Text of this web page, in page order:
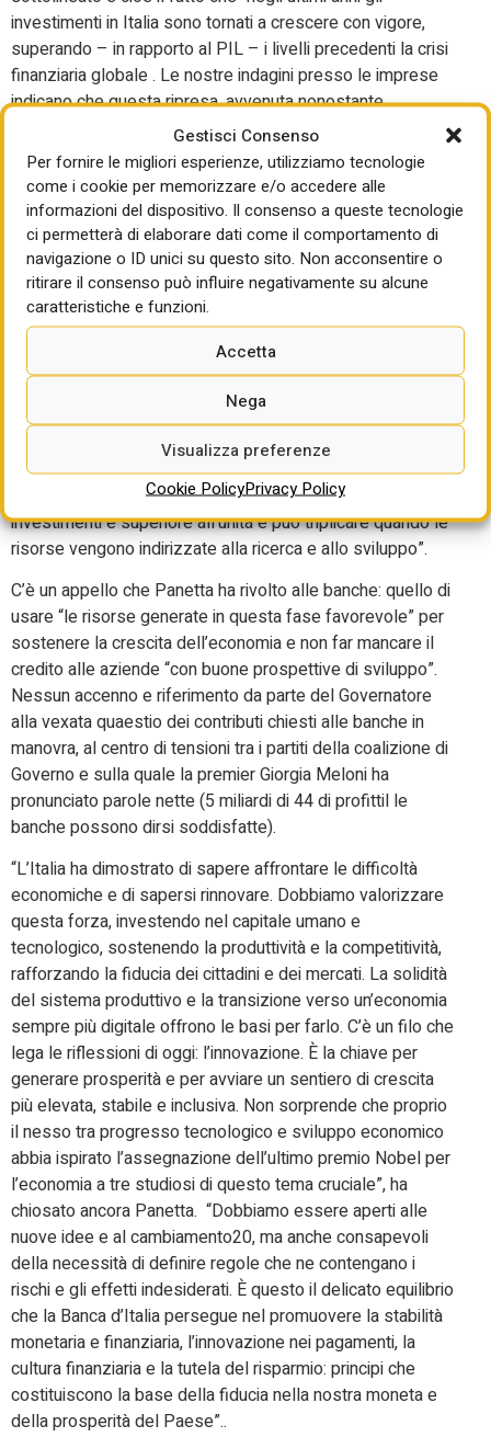
Gestisci Consenso
Per fornire le migliori esperienze, utilizziamo tecnologie
come i cookie per memorizzare e/o accedere alle
informazioni del dispositivo. Il consenso a queste tecnologie
ci permetterà di elaborare dati come il comportamento di
navigazione o ID unici su questo sito. Non acconsentire o
ritirare il consenso può influire negativamente su alcune
caratteristiche e funzioni.
Accetta
Nega
Visualizza preferenze
Cookie PolicyPrivacy Policy
investimenti in Italia sono tornati a crescere con vigore,
superando – in rapporto al PIL – i livelli precedenti la crisi
finanziaria globale . Le nostre indagini presso le imprese
indicano che questa ripresa, avvenuta nonostante
l’incertezza degli ultimi anni, è stata trainata – ha spiegato
– dall’esigenza di adeguare il capitale produttivo
all’innovazione digitale e alla transizione energetica e
climatica. A sostenerla hanno contribuito consistenti
incentivi pubblici: nel programma Transizione 4.0 sono stati
maturati, tra il 2020 e il 2023, crediti di imposta per oltre 30
miliardi di euro. Nonostante questi sviluppi positivi, a fronte
della forte crescita dell’occupazione, il rapporto tra capitale
e lavoro ha continuato a ridursi, con effetti negativi sulla
produttività del lavoro. Il declino demografico rende ancora
più urgente accelerare l’accumulazione di capitale e
rafforzare la capacità innovativa del sistema produttivo.
Occorre quindi orientare le risorse verso investimenti ad
alto contenuto tecnologico. Secondo nostre valutazioni, il
moltiplicatore di un aumento permanente degli
investimenti è superiore all’unità e può triplicare quando le
risorse vengono indirizzate alla ricerca e allo sviluppo”.
C’è un appello che Panetta ha rivolto alle banche: quello di
usare “le risorse generate in questa fase favorevole” per
sostenere la crescita dell’economia e non far mancare il
credito alle aziende “con buone prospettive di sviluppo”.
Nessun accenno e riferimento da parte del Governatore
alla vexata quaestio dei contributi chiesti alle banche in
manovra, al centro di tensioni tra i partiti della coalizione di
Governo e sulla quale la premier Giorgia Meloni ha
pronunciato parole nette (5 miliardi di 44 di profittil le
banche possono dirsi soddisfatte).
“L’Italia ha dimostrato di sapere affrontare le difficoltà
economiche e di sapersi rinnovare. Dobbiamo valorizzare
questa forza, investendo nel capitale umano e
tecnologico, sostenendo la produttività e la competitività,
rafforzando la fiducia dei cittadini e dei mercati. La solidità
del sistema produttivo e la transizione verso un’economia
sempre più digitale offrono le basi per farlo. C’è un filo che
lega le riflessioni di oggi: l’innovazione. È la chiave per
generare prosperità e per avviare un sentiero di crescita
più elevata, stabile e inclusiva. Non sorprende che proprio
il nesso tra progresso tecnologico e sviluppo economico
abbia ispirato l’assegnazione dell’ultimo premio Nobel per
l’economia a tre studiosi di questo tema cruciale”, ha
chiosato ancora Panetta. “Dobbiamo essere aperti alle
nuove idee e al cambiamento20, ma anche consapevoli
della necessità di definire regole che ne contengano i
rischi e gli effetti indesiderati. È questo il delicato equilibrio
che la Banca d’Italia persegue nel promuovere la stabilità
monetaria e finanziaria, l’innovazione nei pagamenti, la
cultura finanziaria e la tutela del risparmio: principi che
costituiscono la base della fiducia nella nostra moneta e
della prosperità del Paese”..